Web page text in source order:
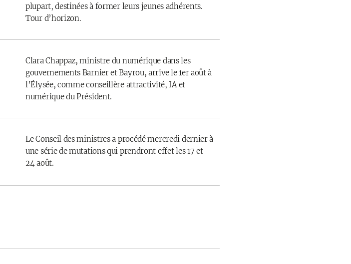
plupart, destinées à former leurs jeunes adhérents.
Tour d’horizon.
Clara Chappaz, ministre du numérique dans les
gouvernements Barnier et Bayrou, arrive le 1er août à
l’Élysée, comme conseillère attractivité, IA et
numérique du Président.
Le Conseil des ministres a procédé mercredi dernier à
une série de mutations qui prendront effet les 17 et
24 août.